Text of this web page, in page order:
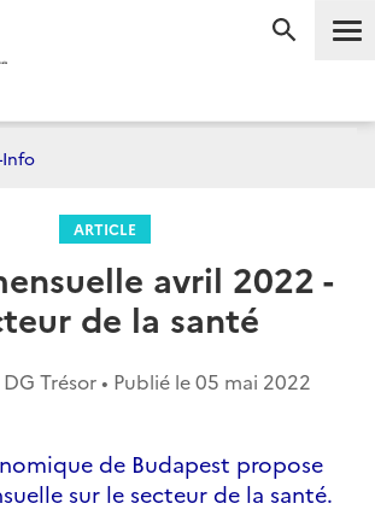
Info
ARTICLE
avril 2022 -
de la santé
Trésor • Publié le05 mai 2022
de Budapest propose
sur le secteur de la santé.